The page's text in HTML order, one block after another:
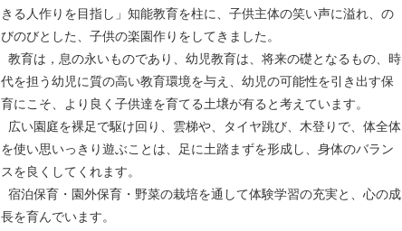
きる人作りを目指し」知能教育を柱に、子供主体の笑い声に溢れ、の
びのびとした、子供の楽園作りをしてきました。
教育は，息の永いものであり、幼児教育は、将来の礎となるもの、時
代を担う幼児に質の高い教育環境を与え、幼児の可能性を引き出す保
育にこそ、より良く子供達を育てる土壌が有ると考えています。
広い園庭を裸足で駆け回り、雲梯や、タイヤ跳び、木登りで、体全体
を使い思いっきり遊ぶことは、足に土踏まずを形成し、身体のバラン
スを良くしてくれます。
宿泊保育・園外保育・野菜の栽培を通して体験学習の充実と、心の成
長を育んでいます。